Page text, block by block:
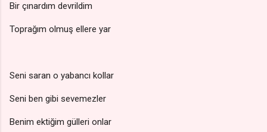
Bir çınardım devrildim
Toprağım olmuş ellere yar
Seni saran o yabancı kollar
Seni ben gibi sevemezler
Benim ektiğim gülleri onlar